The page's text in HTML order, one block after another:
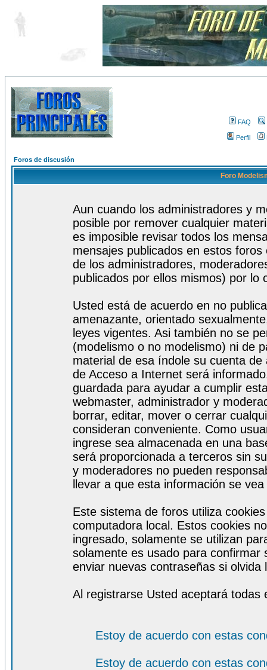
FAQ
Perfil
Foros de discusión
Foro
Aun cuando los administradores y
posible por remover cualquier
es imposible revisar todos los
mensajes publicados en estos
de los administradores,
publicados por ellos mismos) por lo
Usted está de acuerdo en no
amenazante, orientado
leyes vigentes. Asi también no se
(modelismo o no modelismo) ni de
material de esa índole su cuenta
de Acceso a Internet será
guardada para ayudar a cumplir
webmaster, administrador y
borrar, editar, mover o cerrar
consideran conveniente. Como
ingrese sea almacenada en una
será proporcionada a terceros sin
y moderadores no pueden
llevar a que esta información se
Este sistema de foros utiliza
computadora local. Estos cookies
ingresado, solamente se utilizan
solamente es usado para
enviar nuevas contraseñas si olvida
Al registrarse Usted aceptará todas
Estoy de acuerdo con estas
Estoy de acuerdo con estas